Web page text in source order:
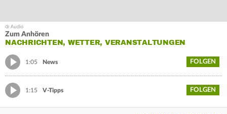
Zum Anhören
NACHRICHTEN, WETTER, VERANSTALTUNGEN
1:05 News FOLGEN
1:15 V-Tipps FOLGEN